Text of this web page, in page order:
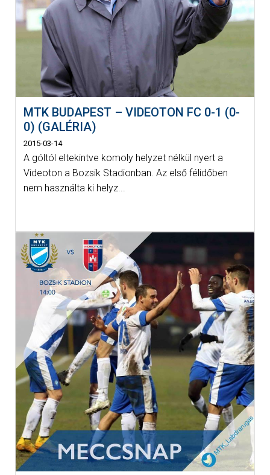
MTK BUDAPEST – VIDEOTON FC 0-1 (0-
0) (GALÉRIA)
2015-03-14
A góltól eltekintve komoly helyzet nélkül nyert a
Videoton a Bozsik Stadionban. Az első félidőben
nem használta ki helyz...